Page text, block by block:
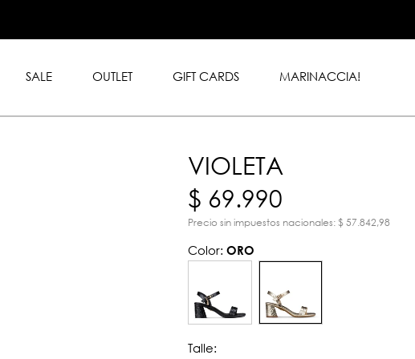
en toda la tienda con
American Express.
SALE OUTLET GIFT CARDS MARINACCIA!
VIOLETA
$ 69.990
Precio sin impuestos nacionales: $ 57.842,98
Color: ORO
Talle: